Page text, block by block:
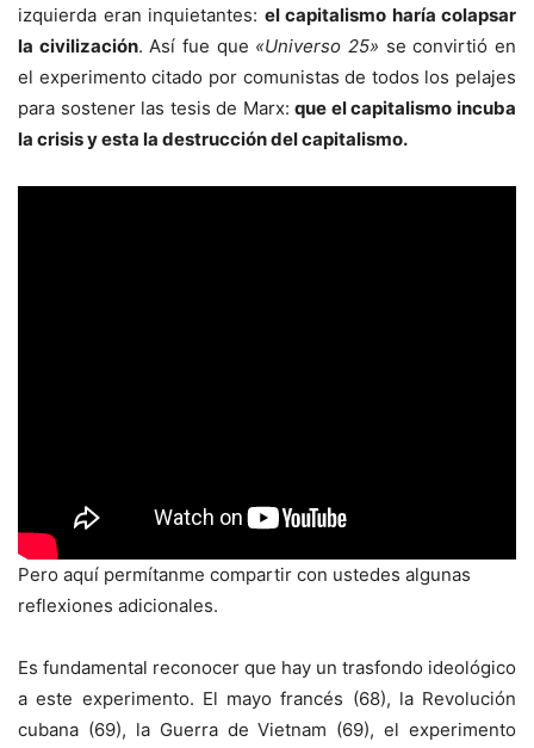
izquierda eran inquietantes: el capitalismo haría colapsar
la civilización. Así fue que «Universo 25» se convirtió en
el experimento citado por comunistas de todos los pelajes
para sostener las tesis de Marx:que el capitalismo incuba
la crisis y esta la destrucción del capitalismo.
Pero aquí permítanme compartir con ustedes algunas
reflexiones adicionales.
Es fundamental reconocer que hay un trasfondo ideológico
a este experimento. El mayo francés (68), la Revolución
cubana (69), la Guerra de Vietnam (69), el experimento